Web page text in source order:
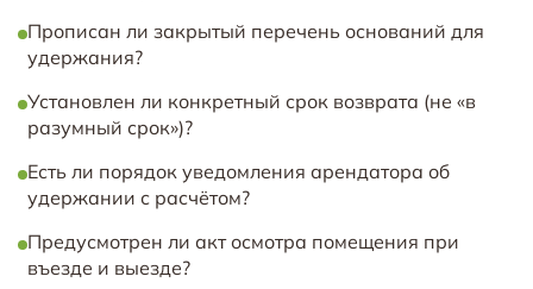
Прописан ли закрытый перечень оснований для
удержания?
Установлен ли конкретный срок возврата (не «в
разумный срок»)?
Есть ли порядок уведомления арендатора об
удержании с расчётом?
Предусмотрен ли акт осмотра помещения при
въезде и выезде?